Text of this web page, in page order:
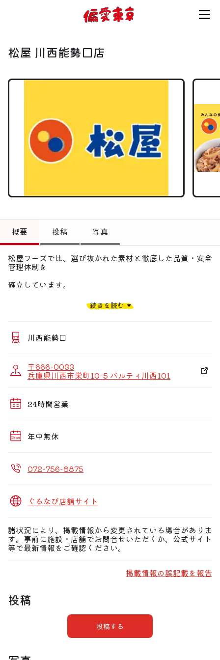
使い方
会員登録
トップ
偏愛コミュニティ
投稿
偏愛記事
偏愛スポット
松屋 川西能勢口店
概要 投稿 写真
松屋フーズでは、選び抜かれた素材と徹底した品質・安全
管理体制を
確立しています。
身近なプライス、安全、そしておいしさ。
ハンバーグや期間限定メニューなどもラインアップ。
お客様の健康で豊かな食生活を応援しています。
続きを読む
川西能勢口
〒666-0033
兵庫県川西市栄町10-5 パルティ川西101
24時間営業
年中無休
072-756-8875
ぐるなび店舗サイト
諸状況により、掲載情報から変更されている場合がありま
す。事前に施設・店舗でお問合せいただくか、公式サイト
等で最新情報をご確認ください。
掲載情報の誤記載を報告
投稿
投稿する